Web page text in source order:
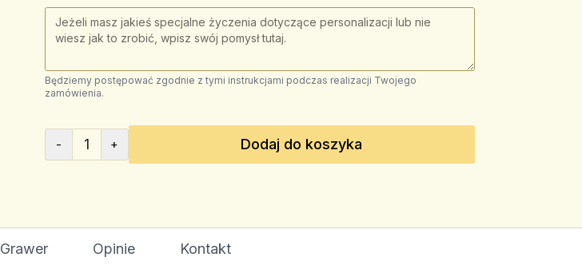
Będziemy postępować zgodnie z tymi instrukcjami podczas realizacji Twojego
zamówienia.
- 1 + Dodaj do koszyka
Grawer Opinie Kontakt